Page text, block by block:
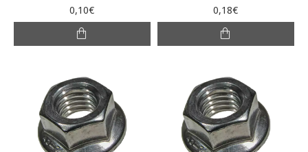
0,10€ 0,18€